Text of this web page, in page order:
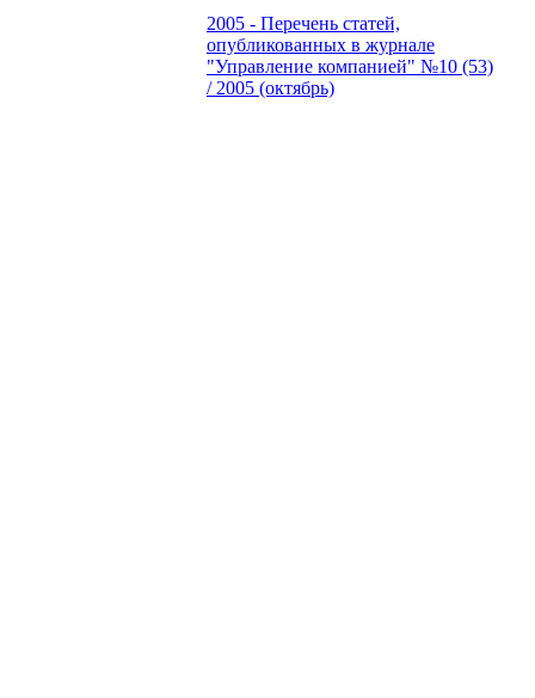
2005 - Перечень статей,
опубликованных в журнале
"Управление компанией" №10 (53)
/ 2005 (октябрь)